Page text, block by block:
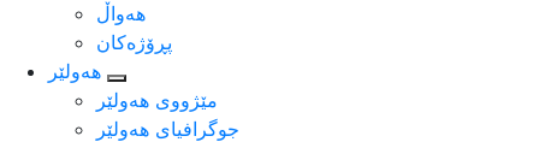
هەواڵ
پڕۆژەکان
هەولێر
مێژووی هه‌ولێر
جوگرافیای هه‌ولێر